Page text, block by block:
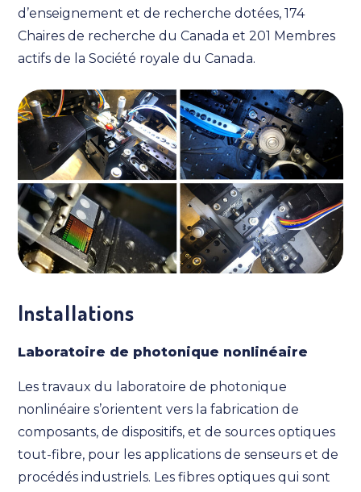
d’enseignement et de recherche dotées, 174
Chaires de recherche du Canada et 201 Membres
actifs de la Société royale du Canada.
Installations
Laboratoire de photonique nonlinéaire
Les travaux du laboratoire de photonique
nonlinéaire s’orientent vers la fabrication de
composants, de dispositifs, et de sources optiques
tout-fibre, pour les applications de senseurs et de
procédés industriels. Les fibres optiques qui sont